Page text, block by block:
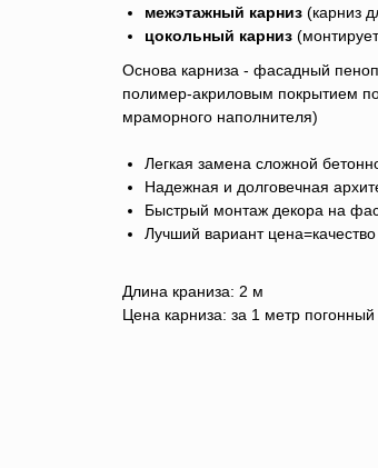
межэтажный карниз (карниз
цокольный карниз
Основа карниза - фасадный
полимер-акриловым покрытием
мраморного наполнителя)
Легкая замена сложной
Надежная и долговечная
Быстрый монтаж декора на
Лучший вариант цена=качество
Длина краниза: 2 м
Цена карниза: за 1 метр погонный